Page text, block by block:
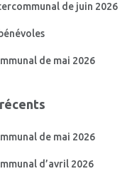
de juin 2026
de mai 2026
de mai 2026
d’avril 2026